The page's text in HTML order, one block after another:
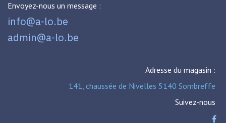
Envoyez-nous un message :
info@a-lo.be
admin@a-lo.be
Adresse du magasin :
141, chaussée de Nivelles 5140 Sombreffe
Suivez-nous